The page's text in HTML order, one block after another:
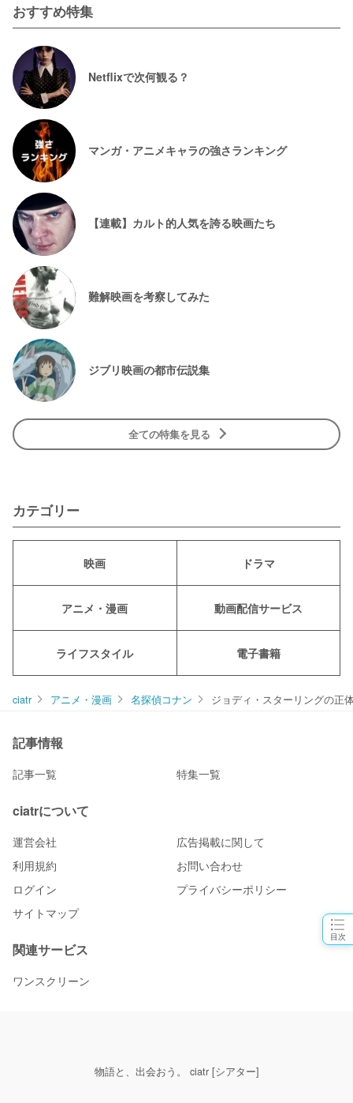
目次
おすすめ特集
Netflixで次何観る？
マンガ・アニメキャラの強さランキング
【連載】カルト的人気を誇る映画たち
難解映画を考察してみた
ジブリ映画の都市伝説集
全ての特集を見る
カテゴリー
映画 ドラマ
アニメ・漫画 動画配信サービス
ライフスタイル 電子書籍
ciatr アニメ・漫画 名探偵コナン ジョディ・スターリングの正
記事情報
記事一覧 特集一覧
ciatrについて
運営会社
広告掲載に関して
利用規約
お問い合わせ
ログイン
プライバシーポリシー
サイトマップ
関連サービス
ワンスクリーン
物語と、出会おう。 ciatr [シアター]